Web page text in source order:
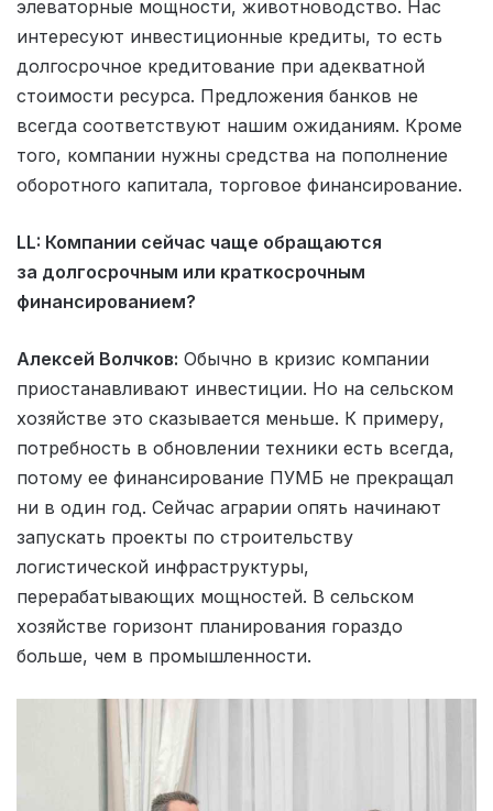
элеваторные мощности, животноводство. Нас
интересуют инвестиционные кредиты, то есть
долгосрочное кредитование при адекватной
стоимости ресурса. Предложения банков не
всегда соответствуют нашим ожиданиям. Кроме
того, компании нужны средства на пополнение
оборотного капитала, торговое финансирование.
LL: Компании сейчас чаще обращаются
за долгосрочным или краткосрочным
финансированием?
Алексей Волчков: Обычно в кризис компании
приостанавливают инвестиции. Но на сельском
хозяйстве это сказывается меньше. К примеру,
потребность в обновлении техники есть всегда,
потому ее финансирование ПУМБ не прекращал
ни в один год. Сейчас аграрии опять начинают
запускать проекты по строительству
логистической инфраструктуры,
перерабатывающих мощностей. В сельском
хозяйстве горизонт планирования гораздо
больше, чем в промышленности.